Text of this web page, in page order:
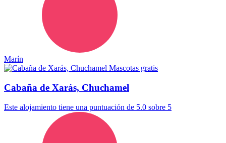
Marín
Mascotas gratis
Cabaña de Xarás, Chuchamel
Este alojamiento tiene una puntuación de 5.0 sobre 5